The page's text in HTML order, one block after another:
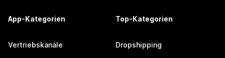
App-Kategorien
Vertriebskanäle
Top-Kategorien
Dropshipping